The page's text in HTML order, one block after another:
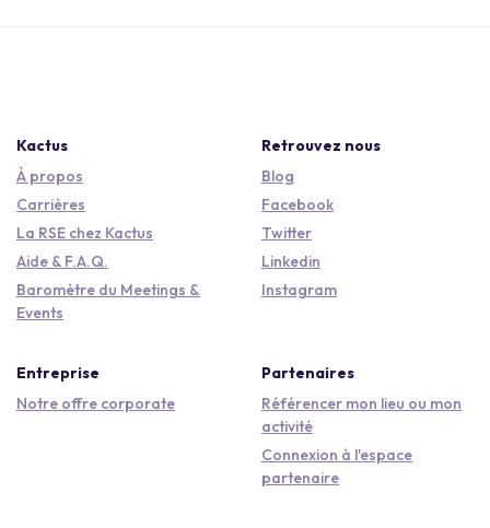
Kactus
À propos
Carrières
La RSE chez Kactus
Aide & F.A.Q.
Baromètre du Meetings &
Events
Retrouvez nous
Blog
Facebook
Twitter
Linkedin
Instagram
Entreprise
Notre offre corporate
Partenaires
Référencer mon lieu ou mon
activité
Connexion à l'espace
partenaire